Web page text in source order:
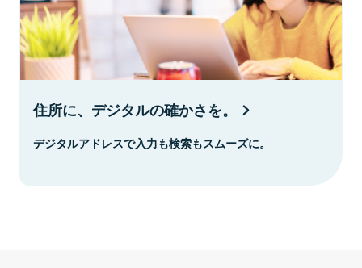
住所に、デジタルの確かさを。
デジタルアドレスで入力も検索もスムーズに。